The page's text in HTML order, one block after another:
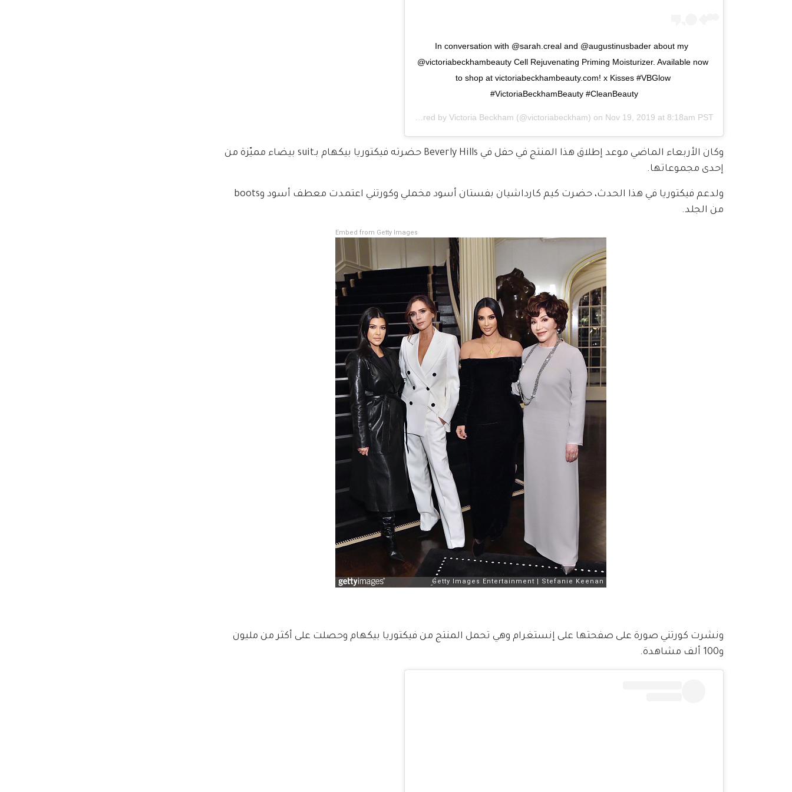
In conversation with @sarah.creal and @augustinusbader about my
@victoriabeckhambeauty Cell Rejuvenating Priming Moisturizer. Available now
to shop at victoriabeckhambeauty.com! x Kisses #VBGlow
#VictoriaBeckhamBeauty #CleanBeauty
A post shared by Victoria Beckham (@victoriabeckham) on Nov 19, 2019 at 8:18am PST
وكان الأربعاء الماضي موعد إطلاق هذا المنتج في حفل في Beverly Hills حضرته فيكتوريا بيكهام بـsuit بيضاء مميّزة من
إحدى مجموعاتها.
من الجلد.
Embed from Getty Images
ونشرت كورتني صورة على صفحتها على إنستغرام وهي تحمل المنتج من فيكتوريا بيكهام وحصلت على أكثر من مليون
و100 ألف مشاهدة.